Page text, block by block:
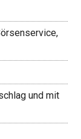
und mit